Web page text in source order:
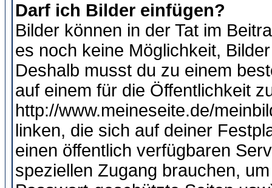
Darf ich Bilder einfügen?
Bilder können in der Tat im
es noch keine Möglichkeit,
Deshalb musst du zu einem
auf einem für die Öffentlichkeit
http://www.meineseite.de/
linken, die sich auf deiner
einen öffentlich verfügbaren
speziellen Zugang brauchen,